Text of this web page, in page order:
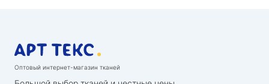
Оптовый интернет-магазин тканей